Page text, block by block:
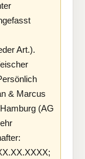
Art.).
& Marcus
(AG